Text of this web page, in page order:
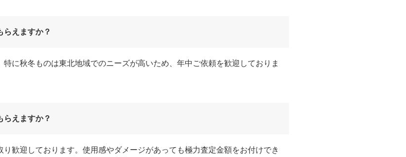
らえますか？
に秋冬ものは東北地域でのニーズが高いため、年中ご依頼を歓迎しておりま
らえますか？
歓迎しております。使用感やダメージがあっても極力査定金額をお付けでき